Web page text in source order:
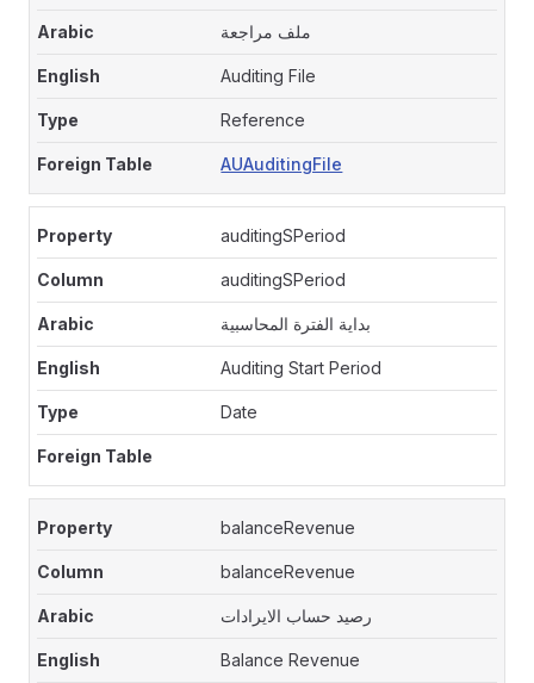
ملف مراجعة
Auditing File
Reference
AUAuditingFile
auditingSPeriod
auditingSPeriod
بداية الفترة المحاسبية
Auditing Start Period
Date
balanceRevenue
balanceRevenue
رصيد حساب الايرادات
Balance Revenue